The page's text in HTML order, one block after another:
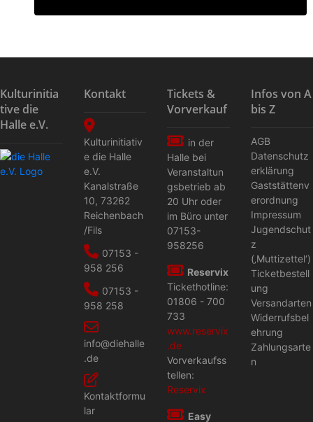
Kulturinitia
tive die
Halle e.V.
Kontakt
Kulturinitiativ
e die Halle
e.V.
Kanalstraße
10, 73262
Reichenbach
/Fils
07153 -
958 256
07153 -
958 258
info@diehalle
.de
Kontaktformu
lar
Tickets &
Vorverkauf
in der
Halle bei
Veranstaltun
gs­betrieb ab
20 Uhr oder
im Büro unter
07153-
958256
Reservix
Tickethotline:
01806 - 700
733
www.reservix
.de
Vorverkaufss
tellen:
Reservix
Easy
Infos von A
bis Z
AGB
Datenschutz
erklärung
Gaststättenv
erordnung
Impressum
Jugendschut
z
(‚Muttizettel‘)
Ticketbestell
ung
Versandarten
Widerrufsbel
ehrung
Zahlungsarte
n